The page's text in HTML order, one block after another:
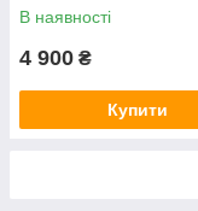
В наявності
4 900 ₴
Купити